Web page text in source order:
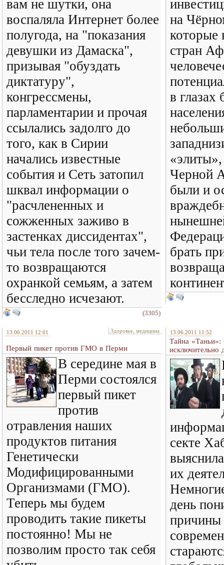
вам не шутки, она
воспаляла Интернет более
полугода, на "показания
девушки из Дамаска",
призывая "обуздать
диктатуру",
конгрессмены,
парламентарии и прочая
ссылались задолго до
того, как в Сирии
начались известные
события и Сеть затопил
шквал информации о
"расчлененных и
сожженных заживо в
застенках диссидентах",
чьи тела после того зачем-
то возвращаются
охранкой семьям, а затем
бесследно исчезают.
(3305)
на
которые
стран
в глазах
«элиты»,
Черной
были и
брать
13.06.2011 12:01 Здоровье, медицина
Первый пикет против ГМО в Перми
В середине мая в
Перми состоялся
первый пикет
против
отравления наших
продуктов питания
Генетически
Модифицированными
Организмами (ГМО).
Теперь мы будем
проводить такие пикеты
постоянно! Мы не
позволим просто так себя
13.06.2011 11:52
Тайна «Таньи»:
исключительно
секте
их
день
причины